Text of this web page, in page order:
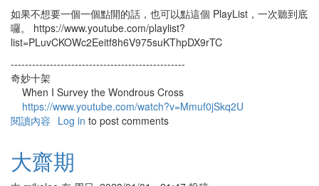
如果不想要一個一個點開的話，也可以點這個 PlayList，一次聽到底
囉。 https://www.youtube.com/playlist?
list=PLuvCKOWc2Eeitf8h6V975suKThpDX9rTC
-------------------------------------------------
奇妙十架
When I Survey the Wondrous Cross
https://www.youtube.com/watch?v=Mmuf0jSkq2U
閱讀內容 有
大
齋
Log in to post comments
大齋期